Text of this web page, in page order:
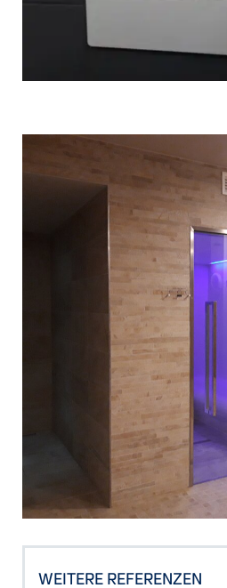
WEITERE REFERENZEN